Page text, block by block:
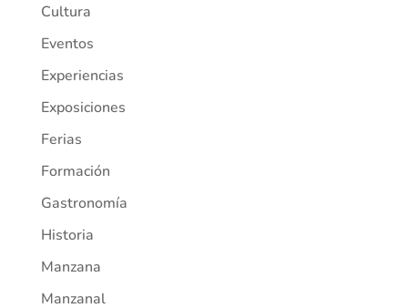
Cultura
Eventos
Experiencias
Exposiciones
Ferias
Formación
Gastronomía
Historia
Manzana
Manzanal